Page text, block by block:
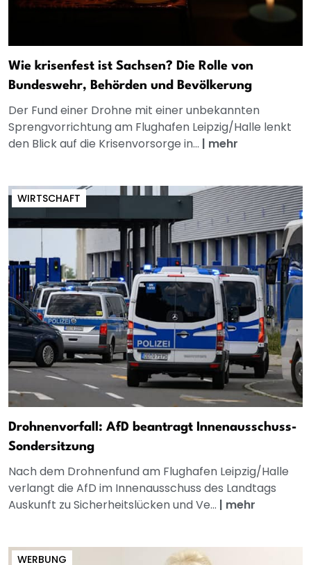
Wie krisenfest ist Sachsen? Die Rolle von
Bundeswehr, Behörden und Bevölkerung
Der Fund einer Drohne mit einer unbekannten
Sprengvorrichtung am Flughafen Leipzig/Halle lenkt
den Blick auf die Krisenvorsorge in... | mehr
WIRTSCHAFT
Drohnenvorfall: AfD beantragt Innenausschuss-
Sondersitzung
Nach dem Drohnenfund am Flughafen Leipzig/Halle
verlangt die AfD im Innenausschuss des Landtags
Auskunft zu Sicherheitslücken und Ve... | mehr
WERBUNG